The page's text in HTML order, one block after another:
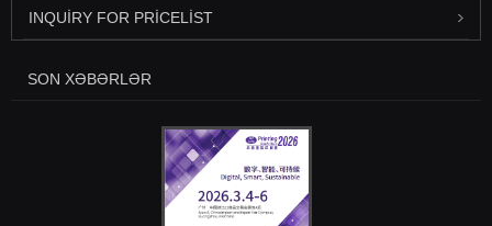
INQUIRY FOR PRICELIST
SON XƏBƏRLƏR